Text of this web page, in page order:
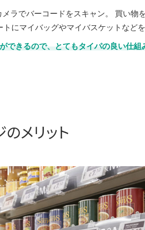
ラでバーコードをスキャン。 買い物
にマイバッグやマイバスケットなど
できるので、とてもタイパの良い仕組
メリット